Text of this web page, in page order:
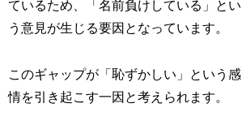
ているため、「名前負けしている」とい
う意見が生じる要因となっています。
このギャップが「恥ずかしい」という感
情を引き起こす一因と考えられます。